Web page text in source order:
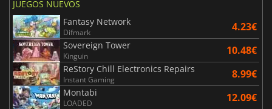
JUEGOS NUEVOS
Fantasy Network
Difmark 4.23€
Sovereign Tower
Kinguin 10.48€
ReStory Chill Electronics Repairs
Instant Gaming 8.99€
Montabi
LOADED 12.09€